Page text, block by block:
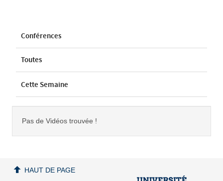
Conférences
Toutes
Cette Semaine
Pas de Vidéos trouvée !
HAUT DE PAGE